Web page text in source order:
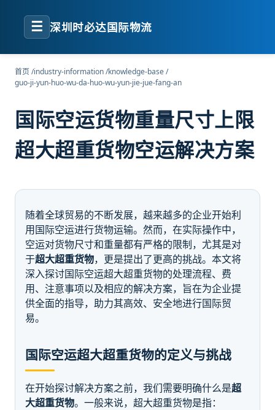
☰ 深圳时必达国际物流
首页/industry-information/knowledge-base/
guo-ji-yun-huo-wu-da-huo-wu-yun-jie-jue-fang-an
国际空运货物重量尺寸上限
超大超重货物空运解决方案
随着全球贸易的不断发展，越来越多的企业开始利
用国际空运进行货物运输。然而，在实际操作中，
空运对货物尺寸和重量都有严格的限制，尤其是对
于超大超重货物，更是提出了更高的挑战。本文将
深入探讨国际空运超大超重货物的处理流程、费
用、注意事项以及相应的解决方案，旨在为企业提
供全面的指导，助力其高效、安全地进行国际贸
易。
国际空运超大超重货物的定义与挑战
在开始探讨解决方案之前，我们需要明确什么是超
大超重货物。一般来说，超大超重货物是指：